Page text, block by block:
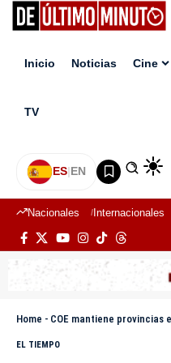
Inicio Noticias Cine
TV
ES|EN
Nacionales Internacionales
Home - COE mantiene provincias en alerta
EL TIEMPO